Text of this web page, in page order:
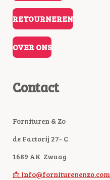
RETOURNEREN
OVER ONS
Contact
Fornituren & Zo
de Factorij 27- C
1689 AK Zwaag
📩 Info@forniturenenzo.com